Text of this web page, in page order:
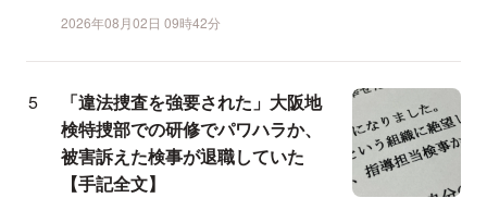
2026年08月02日 09時42分
「違法捜査を強要された」大阪地
検特捜部での研修でパワハラか、
被害訴えた検事が退職していた
【手記全文】